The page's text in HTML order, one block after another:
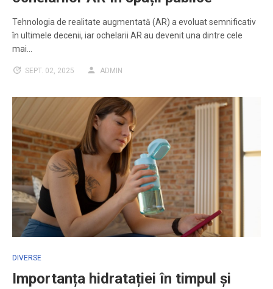
Tehnologia de realitate augmentată (AR) a evoluat semnificativ
în ultimele decenii, iar ochelarii AR au devenit una dintre cele
mai…
SEPT. 02, 2025 ADMIN
DIVERSE
Importanța hidratației în timpul și